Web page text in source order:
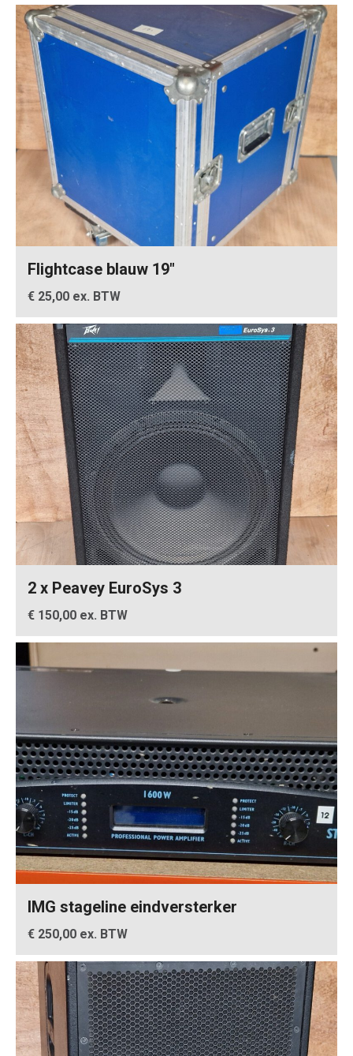
Flightcase blauw 19″
€ 25,00 ex. BTW
2 x Peavey EuroSys 3
€ 150,00 ex. BTW
IMG stageline eindversterker
€ 250,00 ex. BTW